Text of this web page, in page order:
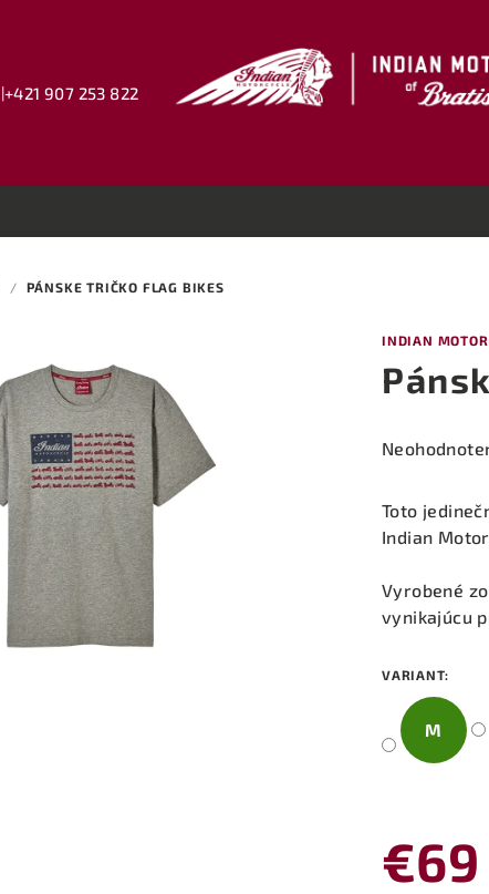
|+421 907 253 822
/ PÁNSKE TRIČKO FLAG BIKES
INDIAN
Priemerné
produktu
hviezdičiek.
Toto
Indian
Vyrobené
vynikajúcu
VARIANT:
M
€69